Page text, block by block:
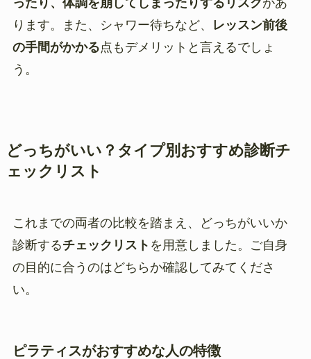
ります。また、シャワー待ちなど、
レッスン前後
の手間がかかる点もデメリットと言えるでしょ
う。
どっちがいい？タイプ別おすすめ診断チ
ェックリスト
これまでの両者の比較を踏まえ、どっちがいいか
診断するチェックリスト を用意しました。ご自身
の目的に合うのはどちらか確認してみてくださ
い。
ピラティスがおすすめな人の特徴